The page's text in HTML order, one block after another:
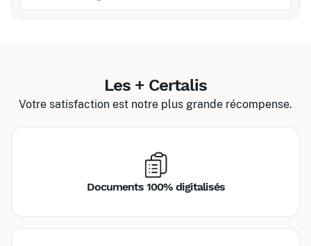
Les + Certalis
Votre satisfaction est notre plus grande récompense.
Documents 100% digitalisés